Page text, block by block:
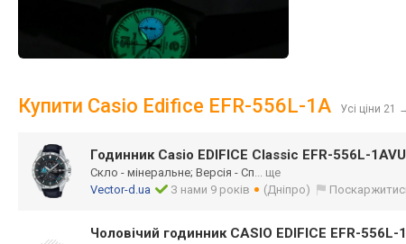
Купити Casio Edifice EFR-556L-1A Усі ціни 21
Годинник Casio EDIFICE Classic EFR-556L-
Скло - мінеральне; Версія - Сп... ще
Vector-d.ua
З нами 9 років (Дніпро)
Чоловічий годинник CASIO EDIFICE EFR-556L-